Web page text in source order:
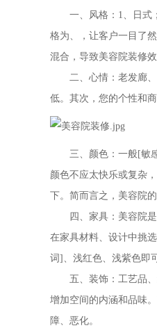
一、风格： 1、日式；
格为、，让客户一目了
混合，导致美容院装修
二、心情：老发廊、
低。其次，您的个性和
三、颜色：一般[敏
颜色不应太快乐或复杂
下。简而言之，美容院
四、家具：美容院
在家具材料、设计中挑
词]、浅红色、浅紫色即
五、装饰：工艺品
增加空间的内涵和品味
障、恶化。